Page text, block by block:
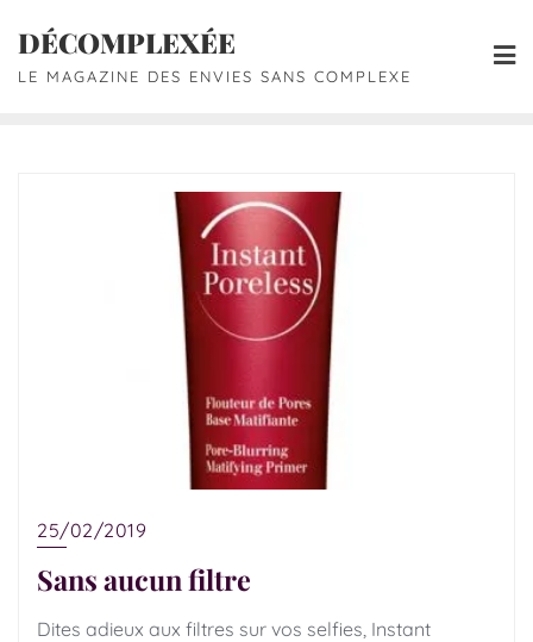
DÉCOMPLEXÉE
LE MAGAZINE DES ENVIES SANS COMPLEXE
25/02/2019
Sans aucun filtre
Dites adieux aux filtres sur vos selfies, Instant